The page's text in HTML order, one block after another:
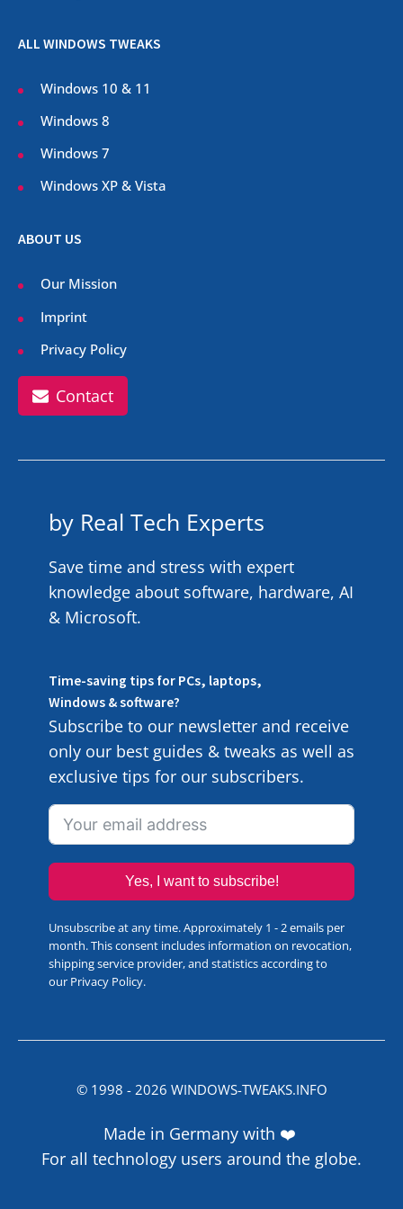
ALL WINDOWS TWEAKS
Windows 10 & 11
Windows 8
Windows 7
Windows XP & Vista
ABOUT US
Our Mission
Imprint
Privacy Policy
Contact
by Real Tech Experts
Save time and stress with expert
knowledge about software, hardware, AI
& Microsoft.
Time-saving tips for PCs, laptops,
Windows & software?
Subscribe to our newsletter and receive
only our best guides & tweaks as well as
exclusive tips for our subscribers.
Yes, I want to subscribe!
Unsubscribe at any time. Approximately 1 - 2 emails per
month. This consent includes information on revocation,
shipping service provider, and statistics according to
our Privacy Policy.
© 1998 - 2026 WINDOWS-TWEAKS.INFO
Made in Germany with ❤️
For all technology users around the globe.